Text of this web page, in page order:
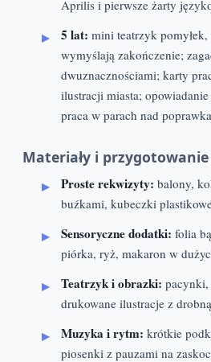
Aprilis i pierwsze żarty
5 lat: mini teatrzyk
wymyślają zakończenie;
dwuznacznościami; karty
ilustracji miasta;
praca w parach nad
Materiały i przygotowanie
Proste rekwizyty: balony,
buźkami, kubeczki
Sensoryczne dodatki: folia
piórka, ryż, makaron w
Teatrzyk i obrazki: pacynki,
drukowane ilustracje z
Muzyka i rytm: krótkie
piosenki z pauzami na